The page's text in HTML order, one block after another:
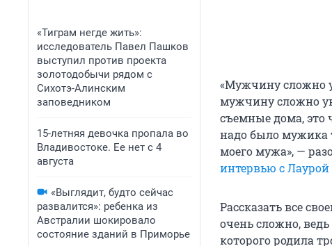
«Тиграм негде жить»:
исследователь Павел Пашков
выступил против проекта
золотодобычи рядом с
Сихотэ-Алинским
заповедником
15-летняя девочка пропала во
Владивостоке. Ее нет с 4
августа
«Выглядит, будто сейчас
развалится»: ребенка из
Австралии шокировало
состояние зданий в Приморье
«Мужчину сложно
мужчину сложно
съемные дома, это
надо было мужика
моего мужа», —
интервью с
Рассказать все
очень сложно,
которого родила